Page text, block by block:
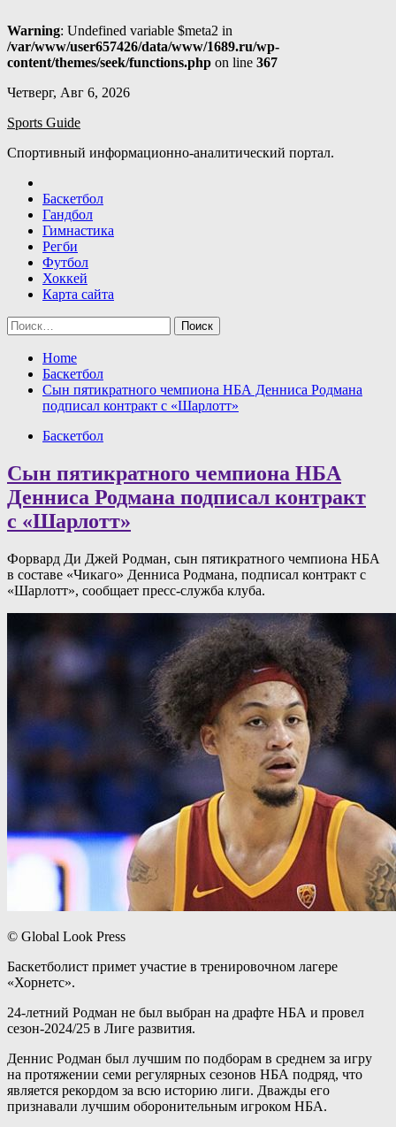
Warning: Undefined variable $meta2 in
/var/www/user657426/data/www/1689.ru/wp-
content/themes/seek/functions.php on line 367
Skip
content
Четверг, Авг 6, 2026
Sports Guide
Спортивный информационно-аналитический портал.
Баскетбол
Гандбол
Гимнастика
Регби
Футбол
Хоккей
Карта сайта
Найти:
Home
Баскетбол
Сын пятикратного чемпиона НБА Денниса Родмана
подписал контракт с «Шарлотт»
Баскетбол
Сын пятикратного чемпиона НБА
Денниса Родмана подписал контракт
с «Шарлотт»
Форвард Ди Джей Родман, сын пятикратного чемпиона НБА
в составе «Чикаго» Денниса Родмана, подписал контракт с
«Шарлотт», сообщает пресс‑служба клуба.
© Global Look Press
Баскетболист примет участие в тренировочном лагере
«Хорнетс».
24‑летний Родман не был выбран на драфте НБА и провел
сезон‑2024/25 в Лиге развития.
Деннис Родман был лучшим по подборам в среднем за игру
на протяжении семи регулярных сезонов НБА подряд, что
является рекордом за всю историю лиги. Дважды его
признавали лучшим оборонительным игроком НБА.